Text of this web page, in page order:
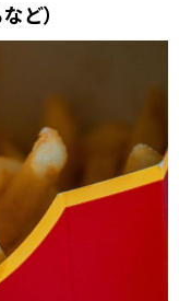
ど）